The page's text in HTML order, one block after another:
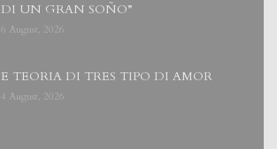
DI UN GRAN SOÑO”
6 August, 2026
E TEORIA DI TRES TIPO DI AMOR
4 August, 2026